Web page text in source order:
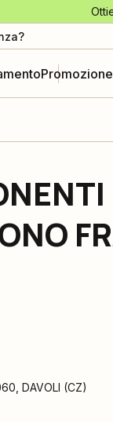
DAVOLI (CZ)